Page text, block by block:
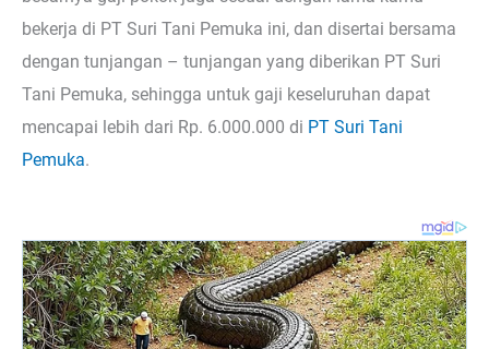
bekerja di PT Suri Tani Pemuka ini, dan disertai bersama
dengan tunjangan – tunjangan yang diberikan PT Suri
Tani Pemuka, sehingga untuk gaji keseluruhan dapat
mencapai lebih dari Rp. 6.000.000 di PT Suri Tani
Pemuka.